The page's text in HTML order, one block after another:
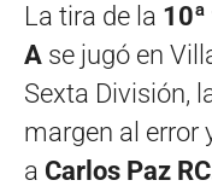
La tira de la
A se jugó en
Sexta División,
margen al error
a Carlos Paz